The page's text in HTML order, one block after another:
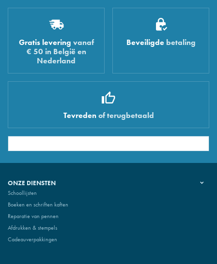
Gratis levering vanaf
€ 50 in België en
Nederland
Beveiligdebetaling
Tevredenof terugbetaald
ONZE DIENSTEN
Schoollijsten
Boeken en schriften kaften
Reparatie van pennen
Afdrukken & stempels
Cadeauverpakkingen